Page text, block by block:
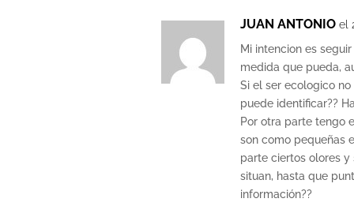
JUAN ANTONIO el
Mi intencion es
medida que pueda,
Si el ser ecologico
puede identificar??
Por otra parte tengo
son como pequeñas
parte ciertos olores
situan, hasta que
información??